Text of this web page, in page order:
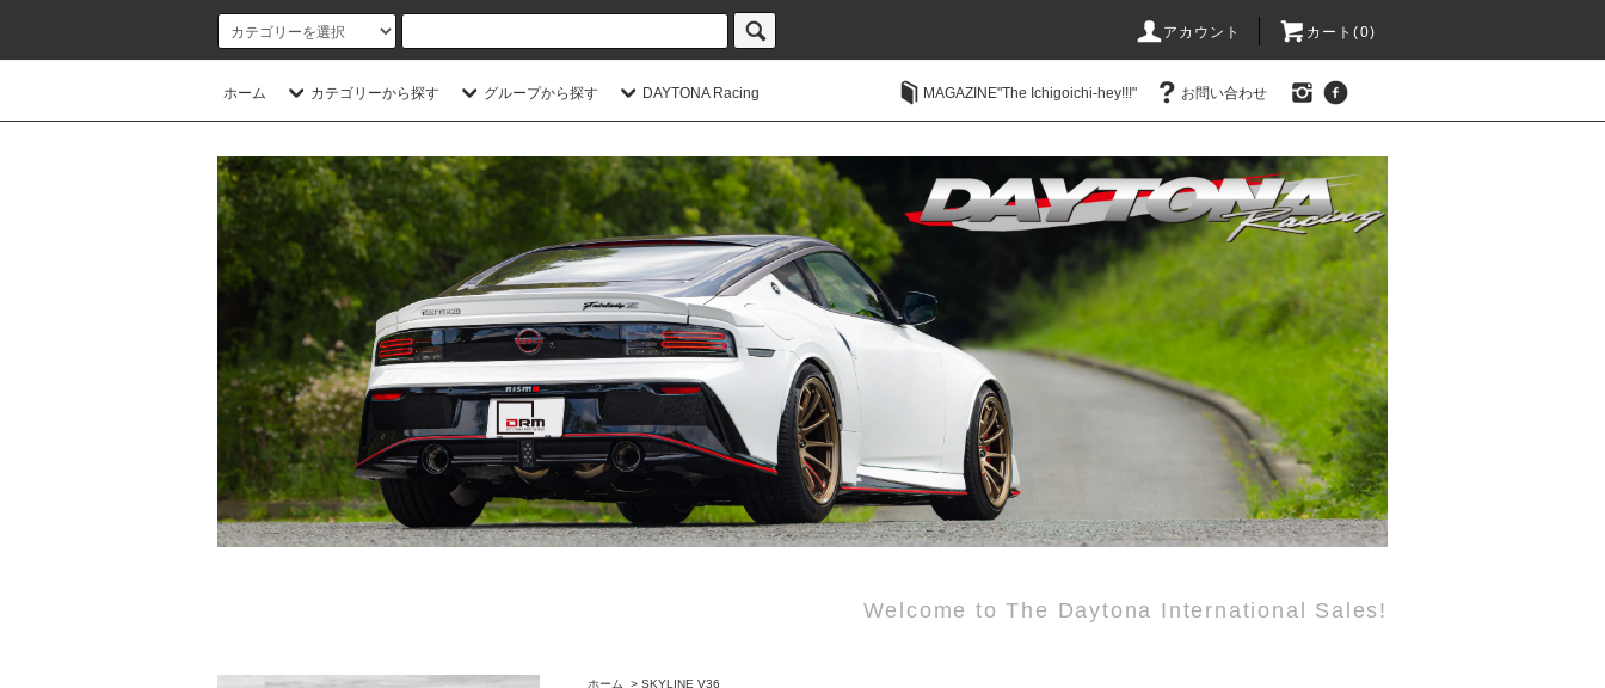
アカウント カート(0)
ホーム カテゴリーから探す グループから探す DAYTONA Racing MAGAZINE"The Ichigoichi-hey!!!" お問い合わせ
Welcome to The Daytona International Sales!
ホーム > SKYLINE V36